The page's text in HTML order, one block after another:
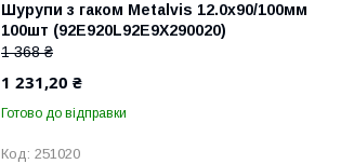
Шурупи з гаком Metalvis 12.0х90/100мм
100шт (92E920L92E9X290020)
1 368 ₴
1 231,20 ₴
Готово до відправки
251020